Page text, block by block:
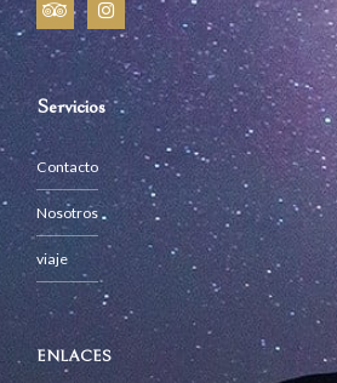
Servicios
Contacto
Nosotros
viaje
ENLACES